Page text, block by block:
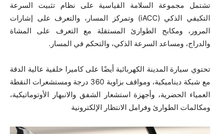
تشتمل مجموعة السلامة القياسية على نظام تثبيت السرعة
التكيفي الذكي (iACC) وتمركز المسار، والتعرف على إشارات
المرور، ومكابح الطوارئ المستقلة مع التعرف على المشاة
والدراج، ومساعد السرعة الذكي، والتحكم في المسار.
تحتوي سيارة المدينة الكهربائية أيضًا على كاميرا خلفية عالية الدقة
مع شبكة ديناميكية، ومواقف بزاوية 360 درجة ومستشعرات النقطة
العمياء الحضرية، وأجهزة استشعار الشفق والانبهار الأوتوماتيكية،
ومكالمات الطوارئ وفرامل الانتظار الإلكترونية